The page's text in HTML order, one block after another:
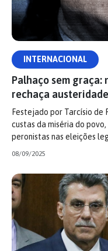
INTERNACIONAL
Palhaço sem graça:
rechaça
Festejado por Tarcísio de
custas da miséria do
peronistas nas eleições
08/09/2025